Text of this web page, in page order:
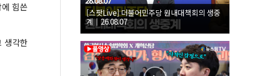
힘쓴
생각한
[스팟Live] 더불어민주당 원내대책회의 생중
계｜26.08.07